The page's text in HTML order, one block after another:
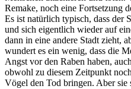
Remake, noch eine Fortsetzung
Es ist natürlich typisch, dass der
und sich eigentlich wieder auf
dann in eine andere Stadt zieht,
wundert es ein wenig, dass die
Angst vor den Raben haben,
obwohl zu diesem Zeitpunkt
Vögel den Tod bringen. Aber sie